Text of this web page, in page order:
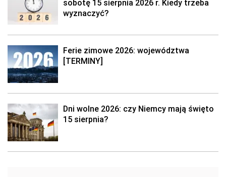
sobotę 15 sierpnia 2026 r. Kiedy trzeba
wyznaczyć?
Ferie zimowe 2026: województwa
[TERMINY]
Dni wolne 2026: czy Niemcy mają święto
15 sierpnia?